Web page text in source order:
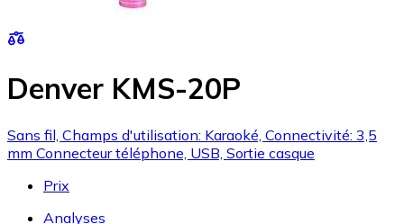
Denver KMS-20P
Sans fil, Champs d'utilisation: Karaoké, Connectivité: 3,5
mm Connecteur téléphone, USB, Sortie casque
Prix
Analyses